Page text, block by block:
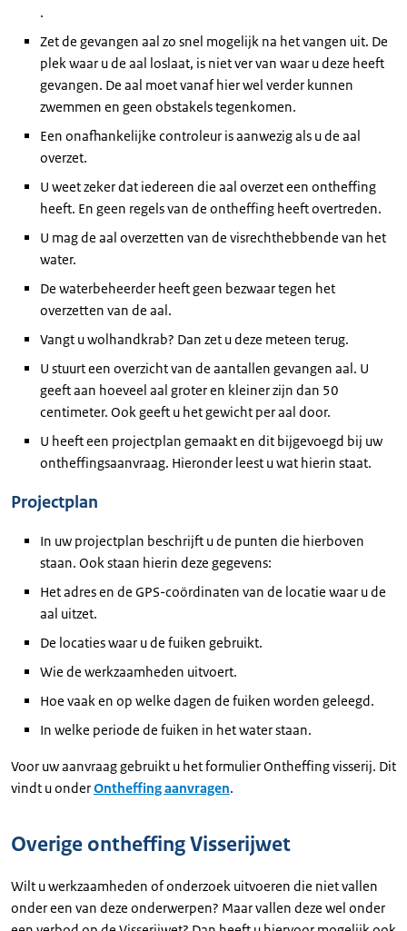
.
Zet de gevangen aal zo snel mogelijk na het vangen uit. De
plek waar u de aal loslaat, is niet ver van waar u deze heeft
gevangen. De aal moet vanaf hier wel verder kunnen
zwemmen en geen obstakels tegenkomen.
Een onafhankelijke controleur is aanwezig als u de aal
overzet.
U weet zeker dat iedereen die aal overzet een ontheffing
heeft. En geen regels van de ontheffing heeft overtreden.
U mag de aal overzetten van de visrechthebbende van het
water.
De waterbeheerder heeft geen bezwaar tegen het
overzetten van de aal.
Vangt u wolhandkrab? Dan zet u deze meteen terug.
U stuurt een overzicht van de aantallen gevangen aal. U
geeft aan hoeveel aal groter en kleiner zijn dan 50
centimeter. Ook geeft u het gewicht per aal door.
U heeft een projectplan gemaakt en dit bijgevoegd bij uw
ontheffingsaanvraag. Hieronder leest u wat hierin staat.
Projectplan
In uw projectplan beschrijft u de punten die hierboven
staan. Ook staan hierin deze gegevens:
Het adres en de GPS-coördinaten van de locatie waar u de
aal uitzet.
De locaties waar u de fuiken gebruikt.
Wie de werkzaamheden uitvoert.
Hoe vaak en op welke dagen de fuiken worden geleegd.
In welke periode de fuiken in het water staan.
Voor uw aanvraag gebruikt u het formulier Ontheffing visserij. Dit
vindt u onderOntheffing aanvragen.
Overige ontheffing Visserijwet
Wilt u werkzaamheden of onderzoek uitvoeren die niet vallen
onder een van deze onderwerpen? Maar vallen deze wel onder